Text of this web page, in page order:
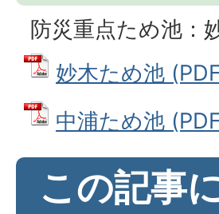
防災重点ため池：
妙木ため池
中浦ため池
この記事